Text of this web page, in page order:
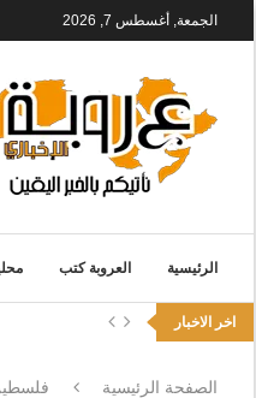
الجمعة, أغسطس 7, 2026
الرئيسية العروبة كتب
اخر الاخبار
الصفحة الرئيسية